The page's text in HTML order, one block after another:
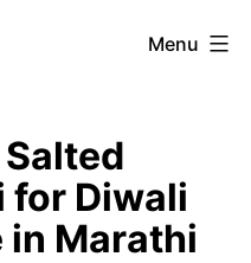
Menu
for Diwali
in Marathi